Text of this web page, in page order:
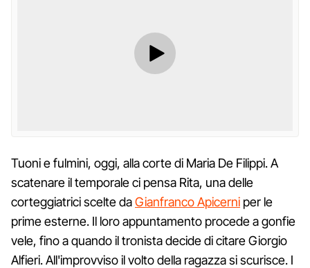
Tuoni e fulmini, oggi, alla corte di Maria De Filippi. A
scatenare il temporale ci pensa Rita, una delle
corteggiatrici scelte daGianfranco Apicerni per le
prime esterne. Il loro appuntamento procede a gonfie
vele, fino a quando il tronista decide di citare Giorgio
Alfieri. All'improvviso il volto della ragazza si scurisce. I